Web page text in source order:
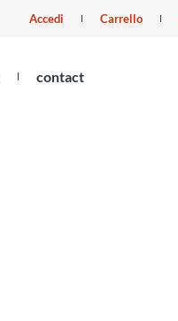
Accedi Carrello
contact